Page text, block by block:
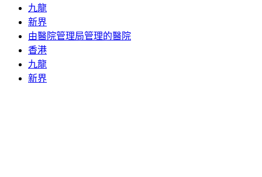
九龍
新界
由醫院管理局管理的醫院
香港
九龍
新界